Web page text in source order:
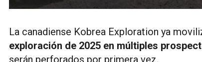
La canadiense Kobrea Exploration ya
exploración de 2025 en múltiples
serán perforados por primera vez.